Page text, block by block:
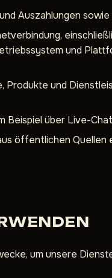
Auszahlungen
und
Produkte und
Beispiel über Live-
öffentlichen
um unsere